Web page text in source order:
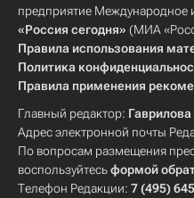
предприятие Международное
«Россия сегодня» (МИА
Правила использования
Политика
Правила применения
Главный редактор:
Адрес электронной почты
По вопросам размещения
воспользуйтесьформой
Телефон Редакции: 7 (495)